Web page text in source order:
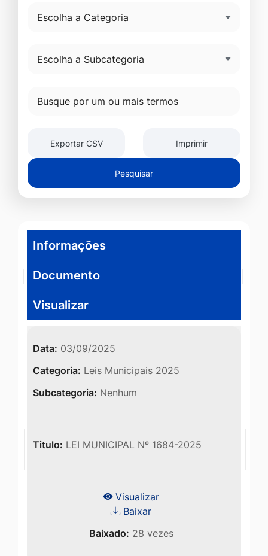
Exportar CSV Imprimir
Pesquisar
Informações
Documento
Visualizar
Data: 03/09/2025
Categoria: Leis Municipais 2025
Subcategoria: Nenhum
Titulo: LEI MUNICIPAL Nº 1684-2025
Visualizar
Baixar
Baixado: 28 vezes